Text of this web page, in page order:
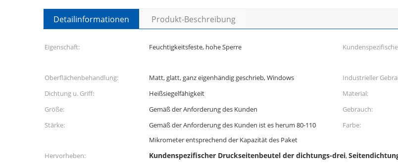
Detailinformationen Produkt-Beschreibung
Eigenschaft: Feuchtigkeitsfeste, hohe Sperre
Oberflächenbehandlung:
Matt, glatt, ganz eigenhändig geschrieb, Windows Industrieller
Dichtung u. Griff:
Heißsiegelfähigkeit Material:
Größe:
Gemäß der Anforderung des Kunden Gebrauch:
Stärke:
Gemäß der Anforderung des Kunden ist es herum 80-110
Mikrometer entsprechend der Kapazität des Paket
Farbe:
Hervorheben: Kundenspezifischer Druckseitenbeutel der dichtungs-drei,